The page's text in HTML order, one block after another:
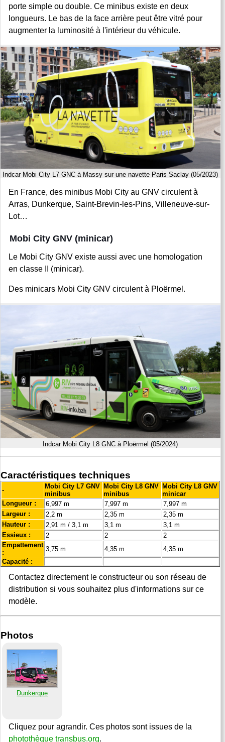
porte simple ou double. Ce minibus existe en deux
longueurs. Le bas de la face arrière peut être vitré pour
augmenter la luminosité à l'intérieur du véhicule.
Indcar Mobi City L7 GNC à Massy sur une navette Paris Saclay (05/2023)
En France, des minibus Mobi City au GNV circulent à
Arras, Dunkerque, Saint-Brevin-les-Pins, Villeneuve-sur-
Lot…
Mobi City GNV (minicar)
Le Mobi City GNV existe aussi avec une homologation
en classe II (minicar).
Des minicars Mobi City GNV circulent à Ploërmel.
Indcar Mobi City L8 GNC à Ploërmel (05/2024)
Caractéristiques techniques
-
Mobi City L7 GNV
minibus
Mobi City L8 GNV
minibus
Mobi City L8 GNV
minicar
Longueur :
6,997 m 7,997 m
7,997 m
Largeur :
2,2 m 2,35 m
2,35 m
Hauteur :
2,91 m / 3,1 m 3,1 m
3,1 m
Essieux :
2 2
2
Empattement
:
3,75 m 4,35 m
4,35 m
Capacité :
Contactez directement le constructeur ou son réseau de
distribution si vous souhaitez plus d'informations sur ce
modèle.
Photos
Dunkerque
Cliquez pour agrandir. Ces photos sont issues de la
photothèque transbus.org.